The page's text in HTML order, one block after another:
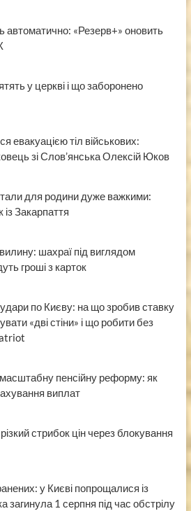
автоматично: «Резерв+» оновить
у церкві і що заборонено
евакуацією тіл військових:
зі Слов’янська Олексій Юков
для родини дуже важкими:
Закарпаття
шахраї під виглядом
гроші з карток
по Києву: на що зробив ставку
«дві стіни» і що робити без
пенсійну реформу: як
виплат
стрибок цін через блокування
у Києві попрощалися із
загинула 1 серпня під час обстрілу